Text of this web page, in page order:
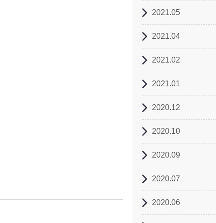
2021.05
2021.04
2021.02
2021.01
2020.12
2020.10
2020.09
2020.07
2020.06